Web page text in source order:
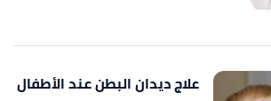
علاج ديدان البطن عند الأطفال